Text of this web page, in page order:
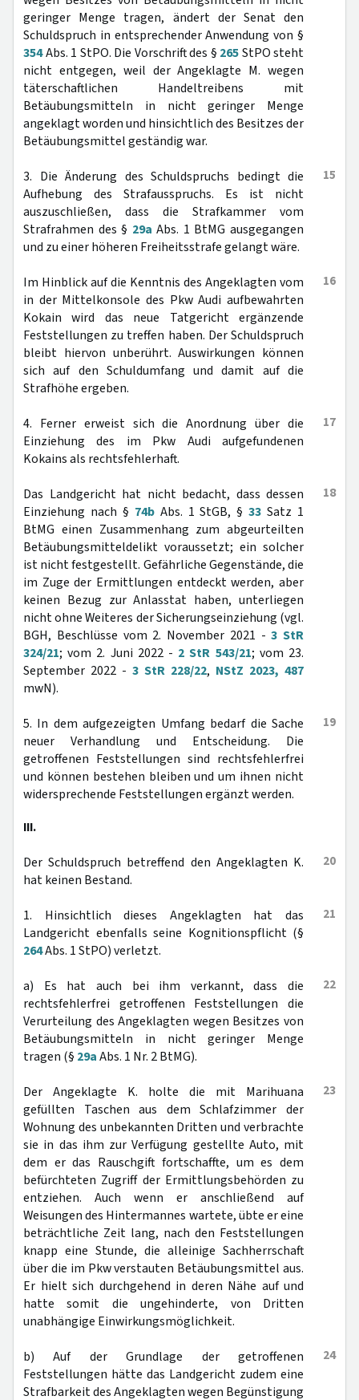
geringer Menge tragen, ändert der Senat den
Schuldspruch in entsprechender Anwendung von §
354Abs. 1 StPO. Die Vorschrift des § 265StPO steht
nicht entgegen, weil der Angeklagte M. wegen
täterschaftlichen Handeltreibens mit
Betäubungsmitteln in nicht geringer Menge
angeklagt worden und hinsichtlich des Besitzes der
Betäubungsmittel geständig war.
15
3. Die Änderung des Schuldspruchs bedingt die
Aufhebung des Strafausspruchs. Es ist nicht
auszuschließen, dass die Strafkammer vom
Strafrahmen des § 29a Abs. 1 BtMG ausgegangen
und zu einer höheren Freiheitsstrafe gelangt wäre.
16
Im Hinblick auf die Kenntnis des Angeklagten vom
in der Mittelkonsole des Pkw Audi aufbewahrten
Kokain wird das neue Tatgericht ergänzende
Feststellungen zu treffen haben. Der Schuldspruch
bleibt hiervon unberührt. Auswirkungen können
sich auf den Schuldumfang und damit auf die
Strafhöhe ergeben.
17
4. Ferner erweist sich die Anordnung über die
Einziehung des im Pkw Audi aufgefundenen
Kokains als rechtsfehlerhaft.
18
Das Landgericht hat nicht bedacht, dass dessen
Einziehung nach § 74bAbs. 1 StGB, §33 Satz 1
BtMG einen Zusammenhang zum abgeurteilten
Betäubungsmitteldelikt voraussetzt; ein solcher
ist nicht festgestellt. Gefährliche Gegenstände, die
im Zuge der Ermittlungen entdeckt werden, aber
keinen Bezug zur Anlasstat haben, unterliegen
nicht ohne Weiteres der Sicherungseinziehung (vgl.
BGH, Beschlüsse vom 2. November 2021 -3 StR
324/21; vom 2. Juni 2022 - 2 StR 543/21; vom 23.
September 2022 - 3 StR 228/22, NStZ 2023, 487
mwN).
19
5. In dem aufgezeigten Umfang bedarf die Sache
neuer Verhandlung und Entscheidung. Die
getroffenen Feststellungen sind rechtsfehlerfrei
und können bestehen bleiben und um ihnen nicht
widersprechende Feststellungen ergänzt werden.
III.
20
Der Schuldspruch betreffend den Angeklagten K.
hat keinen Bestand.
21
1. Hinsichtlich dieses Angeklagten hat das
Landgericht ebenfalls seine Kognitionspflicht (§
264Abs. 1 StPO) verletzt.
22
a) Es hat auch bei ihm verkannt, dass die
rechtsfehlerfrei getroffenen Feststellungen die
Verurteilung des Angeklagten wegen Besitzes von
Betäubungsmitteln in nicht geringer Menge
tragen (§ 29aAbs. 1 Nr. 2 BtMG).
23
Der Angeklagte K. holte die mit Marihuana
gefüllten Taschen aus dem Schlafzimmer der
Wohnung des unbekannten Dritten und verbrachte
sie in das ihm zur Verfügung gestellte Auto, mit
dem er das Rauschgift fortschaffte, um es dem
befürchteten Zugriff der Ermittlungsbehörden zu
entziehen. Auch wenn er anschließend auf
Weisungen des Hintermannes wartete, übte er eine
beträchtliche Zeit lang, nach den Feststellungen
knapp eine Stunde, die alleinige Sachherrschaft
über die im Pkw verstauten Betäubungsmittel aus.
Er hielt sich durchgehend in deren Nähe auf und
hatte somit die ungehinderte, von Dritten
unabhängige Einwirkungsmöglichkeit.
24
b) Auf der Grundlage der getroffenen
Feststellungen hätte das Landgericht zudem eine
Strafbarkeit des Angeklagten wegen Begünstigung